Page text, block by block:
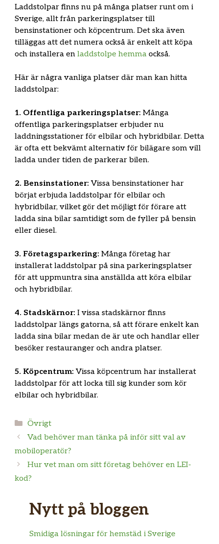
Laddstolpar finns nu på många platser runt om i
Sverige, allt från parkeringsplatser till
bensinstationer och köpcentrum. Det ska även
tilläggas att det numera också är enkelt att köpa
och installera en laddstolpe hemma också.
Här är några vanliga platser där man kan hitta
laddstolpar:
1. Offentliga parkeringsplatser: Många
offentliga parkeringsplatser erbjuder nu
laddningsstationer för elbilar och hybridbilar. Detta
är ofta ett bekvämt alternativ för bilägare som vill
ladda under tiden de parkerar bilen.
2. Bensinstationer: Vissa bensinstationer har
börjat erbjuda laddstolpar för elbilar och
hybridbilar, vilket gör det möjligt för förare att
ladda sina bilar samtidigt som de fyller på bensin
eller diesel.
3. Företagsparkering: Många företag har
installerat laddstolpar på sina parkeringsplatser
för att uppmuntra sina anställda att köra elbilar
och hybridbilar.
4. Stadskärnor: I vissa stadskärnor finns
laddstolpar längs gatorna, så att förare enkelt kan
ladda sina bilar medan de är ute och handlar eller
besöker restauranger och andra platser.
5. Köpcentrum: Vissa köpcentrum har installerat
laddstolpar för att locka till sig kunder som kör
elbilar och hybridbilar.
Kategorier
Övrigt
Vad behöver man tänka på inför sitt val av
mobiloperatör?
Hur vet man om sitt företag behöver en LEI-
kod?
Nytt på bloggen
Smidiga lösningar för hemstäd i Sverige